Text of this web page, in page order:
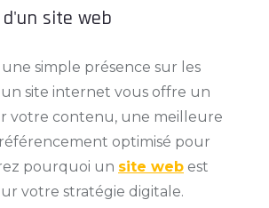
site web
simple présence sur les
un site internet vous offre un
votre contenu, une meilleure
optimisé pour
pourquoi un site web est
votre stratégie digitale.